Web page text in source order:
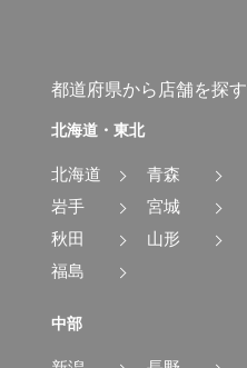
都道府県から店舗を探す
北海道・東北
北海道
青森
岩手
宮城
秋田
山形
福島
中部